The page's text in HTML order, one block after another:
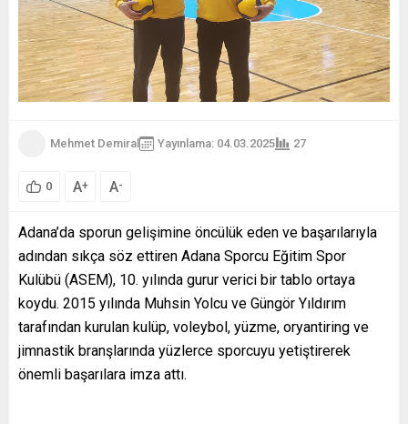
Mehmet Demiral Yayınlama: 04.03.2025 27
0 A+ A-
Adana’da sporun gelişimine öncülük eden ve başarılarıyla
adından sıkça söz ettiren Adana Sporcu Eğitim Spor
Kulübü (ASEM), 10. yılında gurur verici bir tablo ortaya
koydu. 2015 yılında Muhsin Yolcu ve Güngör Yıldırım
tarafından kurulan kulüp, voleybol, yüzme, oryantiring ve
jimnastik branşlarında yüzlerce sporcuyu yetiştirerek
önemli başarılara imza attı.